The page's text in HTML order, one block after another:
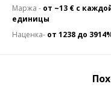
Маржа - от ~13 € с
единицы
Наценка- от 1238 до